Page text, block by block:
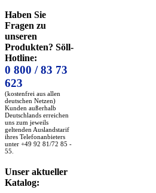
Haben Sie
Fragen zu
unseren
Produkten? Söll-
Hotline:
0 800 / 83 73
623
(kostenfrei aus allen
deutschen Netzen)
Kunden außerhalb
Deutschlands erreichen
uns zum jeweils
geltenden Auslandstarif
ihres Telefonanbieters
unter +49 92 81/72 85 -
55.
Unser aktueller
Katalog: